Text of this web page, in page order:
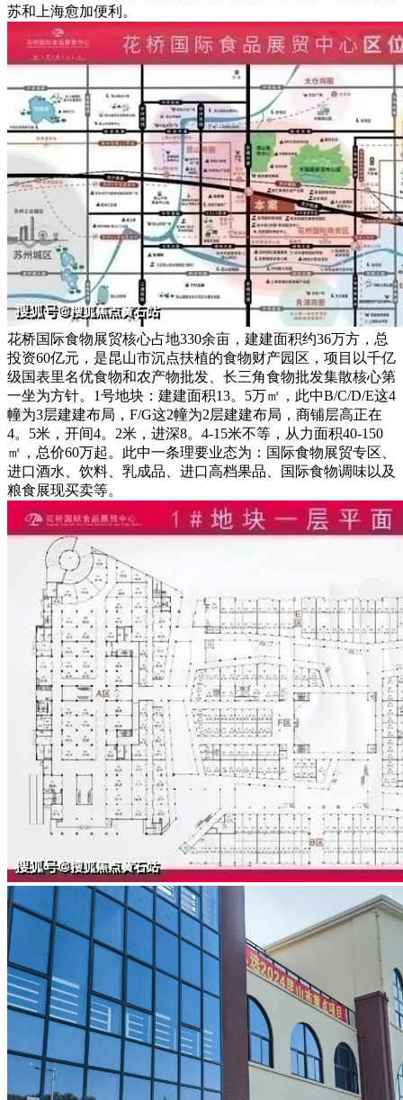
苏和上海愈加便利。
花桥国际食物展贸核心占地330余亩，建建面积约36万方，总
投资60亿元，是昆山市沉点扶植的食物财产园区，项目以千亿
级国表里名优食物和农产物批发、长三角食物批发集散核心第
一坐为方针。1号地块：建建面积13。5万㎡，此中B/C/D/E这4
幢为3层建建布局，F/G这2幢为2层建建布局，商铺层高正在
4。5米，开间4。2米，进深8。4-15米不等，从力面积40-150
㎡，总价60万起。此中一条理要业态为：国际食物展贸专区、
进口酒水、饮料、乳成品、进口高档果品、国际食物调味以及
粮食展现买卖等。